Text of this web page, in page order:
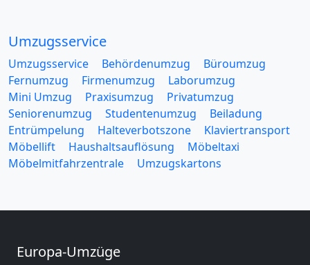
Umzugsservice
Umzugsservice Behördenumzug
Büroumzug
Fernumzug
Firmenumzug
Laborumzug
Mini Umzug
Praxisumzug
Privatumzug
Seniorenumzug
Studentenumzug
Beiladung
Entrümpelung
Halteverbotszone
Klaviertransport
Möbellift
Haushaltsauflösung
Möbeltaxi
Möbelmitfahrzentrale
Umzugskartons
Europa-Umzüge